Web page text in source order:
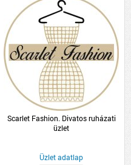
Scarlet Fashion. Divatos ruházati
üzlet
Üzlet adatlap